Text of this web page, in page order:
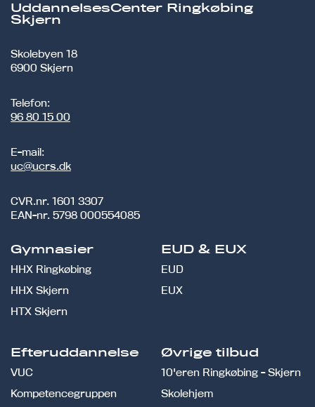
UddannelsesCenter Ringkøbing
Skjern
Skolebyen 18
6900 Skjern
Telefon:
96 80 15 00
E-mail:
uc@ucrs.dk
CVR.nr. 1601 3307
EAN-nr. 5798 000554085
Gymnasier
HHX Ringkøbing
HHX Skjern
HTX Skjern
EUD & EUX
EUD
EUX
Efteruddannelse
VUC
Kompetencegruppen
Øvrige tilbud
10'eren Ringkøbing - Skjern
Skolehjem